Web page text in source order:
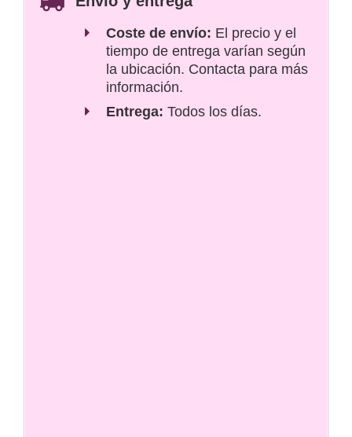
Coste de envío: El precio y el
tiempo de entrega varían según
la ubicación. Contacta para más
información.
Entrega: Todos los días.